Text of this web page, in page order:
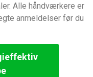
Alle håndværkere er
anmeldelser før du